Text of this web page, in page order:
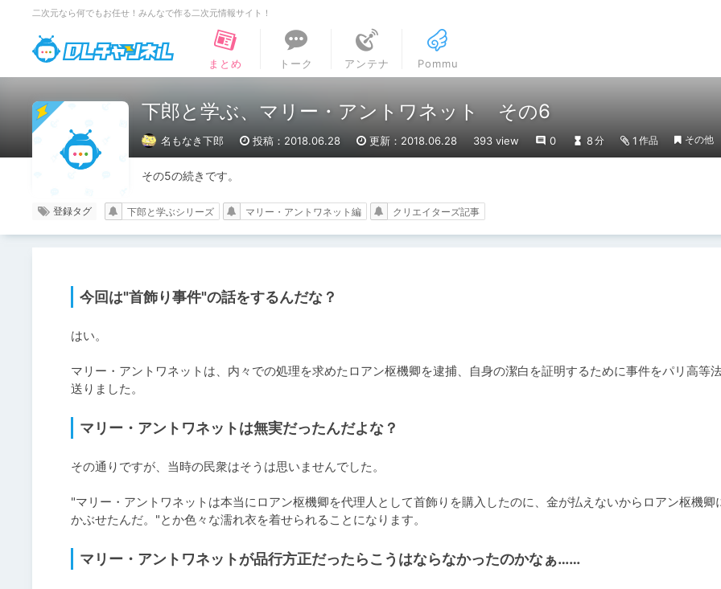
二次元なら何でもお任せ！みんなで作る二次元情報サイト！
DLチャンネル
まとめ
トーク アンテナ Pommu
下郎と学ぶ、マリー・アントワネット その6
名もなき下郎 投稿：2018.06.28 更新：2018.06.28 393 view 0 8分 1 作品 その他
その5の続きです。
登録タグ 下郎と学ぶシリーズ マリー・アントワネット編 クリエイターズ記事
今回は"首飾り事件"の話をするんだな？
はい。
マリー・アントワネットは、内々での処理を求めたロアン枢機卿を逮捕、自身の潔白を証明するために事件をパリ高等
送りました。
マリー・アントワネットは無実だったんだよな？
その通りですが、当時の民衆はそうは思いませんでした。
"マリー・アントワネットは本当にロアン枢機卿を代理人として首飾りを購入したのに、金が払えないからロアン枢機卿
かぶせたんだ。"とか色々な濡れ衣を着せられることになります。
マリー・アントワネットが品行方正だったらこうはならなかったのかなぁ……